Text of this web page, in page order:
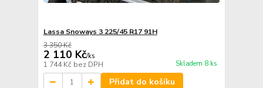
Lassa Snoways 3 225/45 R17 91H
3 350 Kč
2 110 Kč/ks
1 744 Kč bez DPH Skladem 8 ks
Přidat do košíku